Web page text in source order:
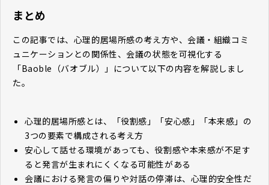
まとめ
この記事では、心理的居場所感の考え方や、会議・組織コミ
ュニケーションとの関係性、会議の状態を可視化する
「Baoble（バオブル）」について以下の内容を解説しまし
た。
心理的居場所感とは、「役割感」「安心感」「本来感」の
3つの要素で構成される考え方
安心して話せる環境があっても、役割感や本来感が不足す
ると発言が生まれにくくなる可能性がある
会議における発言の偏りや対話の停滞は、心理的安全性だ